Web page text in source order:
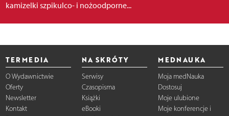
kamizelki szpikulco- i nożoodporne...
TERMEDIA
O Wydawnictwie
Oferty
Newsletter
Kontakt
NA SKRÓTY
Serwisy
Czasopisma
Książki
eBooki
MEDNAUKA
Moja medNauka
Dostosuj
Moje ulubione
Moje konferencje i